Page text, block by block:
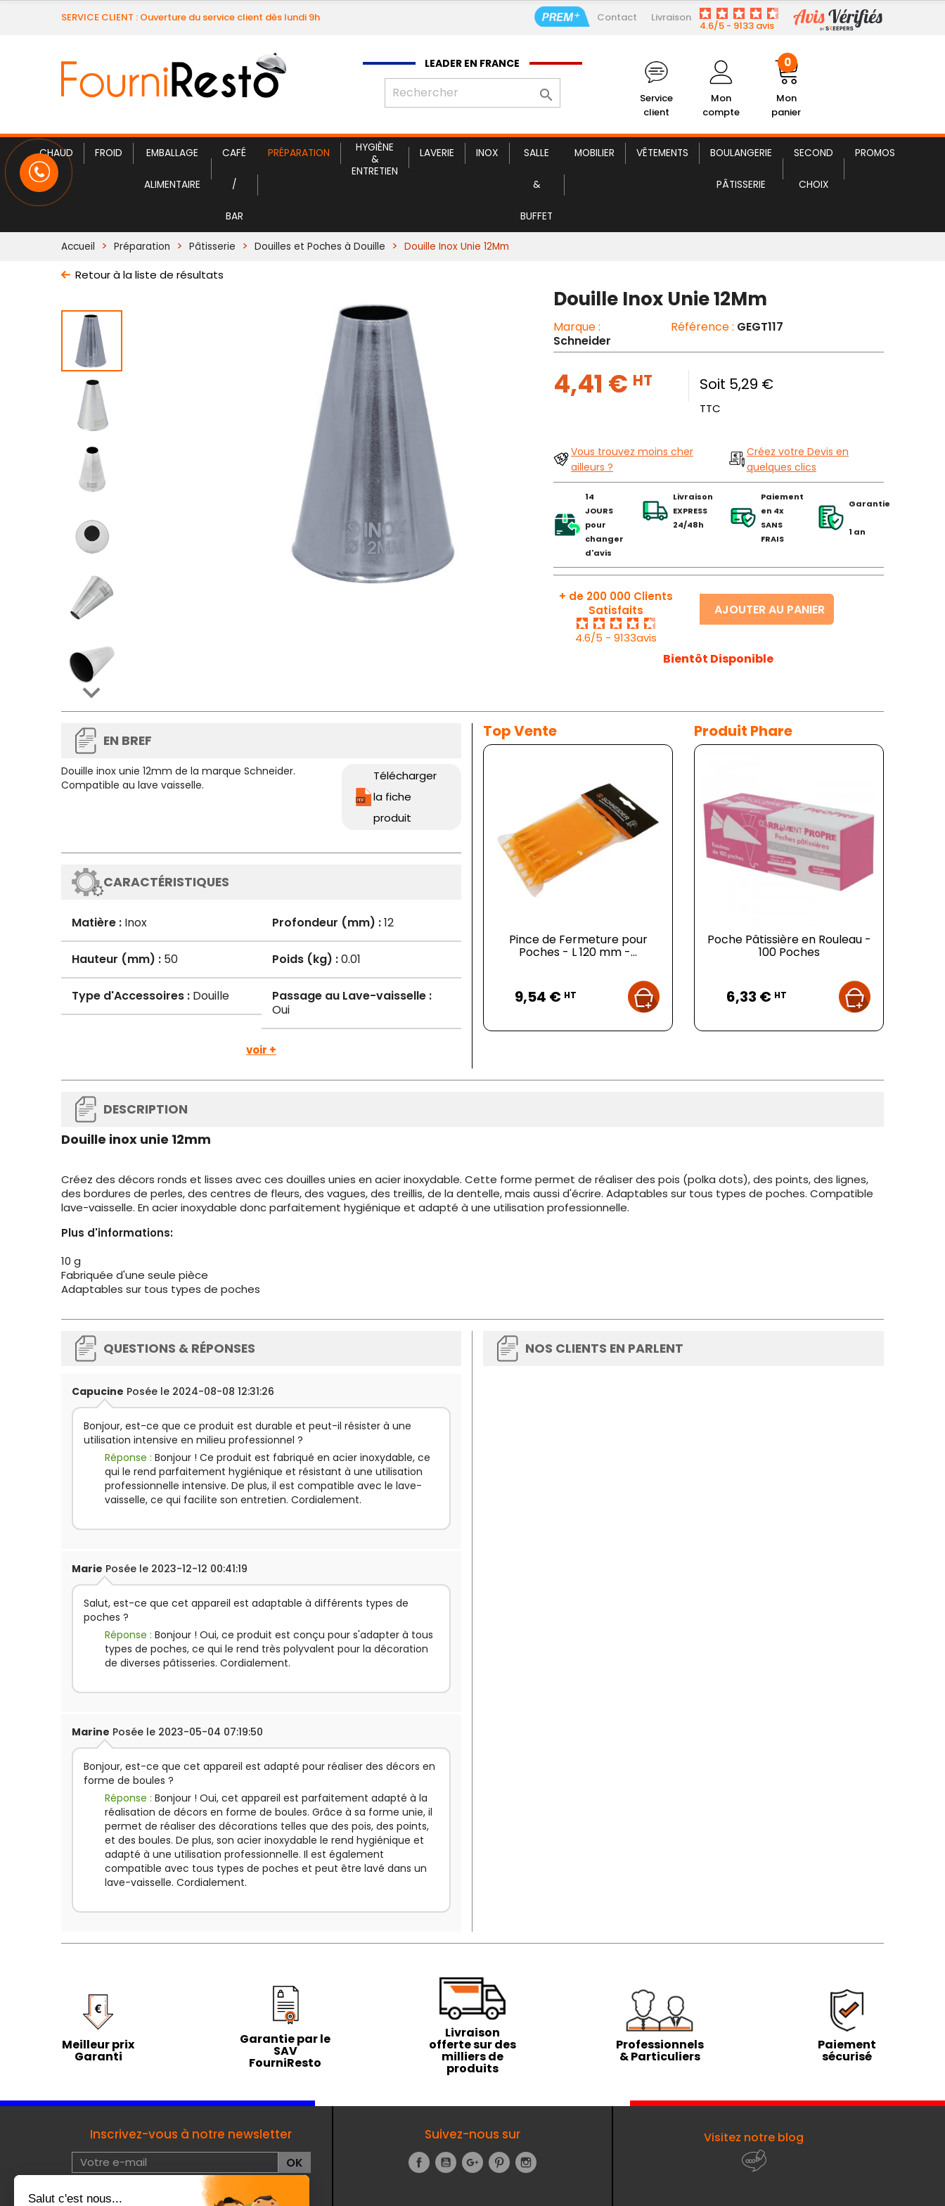
SERVICE CLIENT : Ouverture du service client dès lundi 9h Contact Livraison
4.6/5 - 9133 avis
LEADER EN FRANCE

Service
client
Mon
compte
Mon
panier
0
CHAUD FROID EMBALLAGE
ALIMENTAIRE
CAFÉ
/
BAR
PRÉPARATION
HYGIÈNE
&
ENTRETIEN
LAVERIE INOX SALLE
&
BUFFET
MOBILIER VÊTEMENTS BOULANGERIE
PÂTISSERIE
SECOND
CHOIX
PROMOS
Douille Inox Unie 12Mm 4,41 € HT
Accueil Préparation Pâtisserie Douilles et Poches à Douille Douille Inox Unie 12Mm
Retour à la liste de résultats

Douille Inox Unie 12Mm
Marque :
Schneider
Référence : GEGT117
4,41 € HT Soit 5,29 €
TTC
Vous trouvez moins cher
ailleurs ?
Créez votre Devis en
quelques clics
14
JOURS
pour
changer
d'avis
Livraison
EXPRESS
24/48h
Paiement
en 4x
SANS
FRAIS
Garantie
1 an
+ de 200 000 Clients
Satisfaits
4.6/5 - 9133avis
AJOUTER AU PANIER
Bientôt Disponible
EN BREF
Douille inox unie 12mm de la marque Schneider.
Compatible au lave vaisselle.
Télécharger
la fiche
produit
CARACTÉRISTIQUES
Matière : Inox Profondeur (mm) :12
Hauteur (mm) : 50 Poids (kg) :0.01
Type d'Accessoires : Douille
Passage au Lave-vaisselle :
Oui
voir +
Top Vente
Pince de Fermeture pour
Poches - L 120 mm -...
9,54 € HT
Produit Phare
Poche Pâtissière en Rouleau -
100 Poches
6,33 € HT
DESCRIPTION
Douille inox unie 12mm
Créez des décors ronds et lisses avec ces douilles unies en acier inoxydable. Cette forme permet de réaliser des pois (polka dots), des points, des lignes,
des bordures de perles, des centres de fleurs, des vagues, des treillis, de la dentelle, mais aussi d'écrire. Adaptables sur tous types de poches. Compatible
lave-vaisselle. En acier inoxydable donc parfaitement hygiénique et adapté à une utilisation professionnelle.
Plus d'informations:
10 g
Fabriquée d'une seule pièce
Adaptables sur tous types de poches
QUESTIONS & RÉPONSES
Capucine Posée le 2024-08-08 12:31:26
Bonjour, est-ce que ce produit est durable et peut-il résister à une
utilisation intensive en milieu professionnel ?
Réponse : Bonjour ! Ce produit est fabriqué en acier inoxydable, ce
qui le rend parfaitement hygiénique et résistant à une utilisation
professionnelle intensive. De plus, il est compatible avec le lave-
vaisselle, ce qui facilite son entretien. Cordialement.
Marie Posée le 2023-12-12 00:41:19
Salut, est-ce que cet appareil est adaptable à différents types de
poches ?
Réponse : Bonjour ! Oui, ce produit est conçu pour s'adapter à tous
types de poches, ce qui le rend très polyvalent pour la décoration
de diverses pâtisseries. Cordialement.
Marine Posée le 2023-05-04 07:19:50
Bonjour, est-ce que cet appareil est adapté pour réaliser des décors en
forme de boules ?
Réponse : Bonjour ! Oui, cet appareil est parfaitement adapté à la
réalisation de décors en forme de boules. Grâce à sa forme unie, il
permet de réaliser des décorations telles que des pois, des points,
et des boules. De plus, son acier inoxydable le rend hygiénique et
adapté à une utilisation professionnelle. Il est également
compatible avec tous types de poches et peut être lavé dans un
lave-vaisselle. Cordialement.
NOS CLIENTS EN PARLENT
Meilleur prix
Garanti
Garantie par le
SAV
FourniResto
Livraison
offerte sur des
milliers de
produits
Professionnels
& Particuliers
Paiement
sécurisé
Inscrivez-vous à notre newsletter
J'accepte les conditions d'utilisation de données à
caractères privées :
Suivez-nous sur
Facebook
YouTubeGoogle+PinterestInstagram
Visitez notre blog